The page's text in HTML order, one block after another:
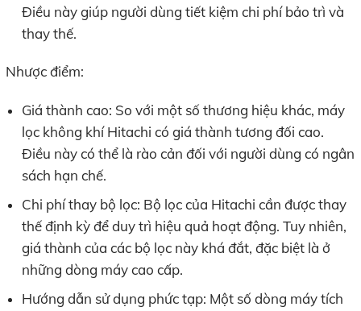
Điều này giúp người dùng tiết kiệm chi phí bảo trì và
thay thế.
Nhược điểm:
Giá thành cao: So với một số thương hiệu khác, máy
lọc không khí Hitachi có giá thành tương đối cao.
Điều này có thể là rào cản đối với người dùng có ngân
sách hạn chế.
Chi phí thay bộ lọc: Bộ lọc của Hitachi cần được thay
thế định kỳ để duy trì hiệu quả hoạt động. Tuy nhiên,
giá thành của các bộ lọc này khá đắt, đặc biệt là ở
những dòng máy cao cấp.
Hướng dẫn sử dụng phức tạp: Một số dòng máy tích